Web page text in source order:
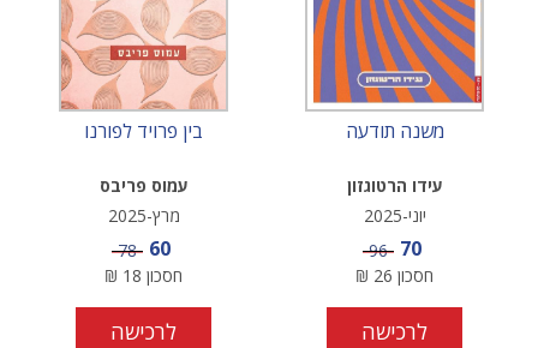
משנה תודעה
עידו הרטוגזון
יוני-2025
מחיר מבצע
70 מחיר
96
חסכון 26
₪
לרכישה
בין פרויד לפורנו
עמוס פריבס
מרץ-2025
מחיר מבצע
60 מחיר
78
חסכון 18
₪
לרכישה